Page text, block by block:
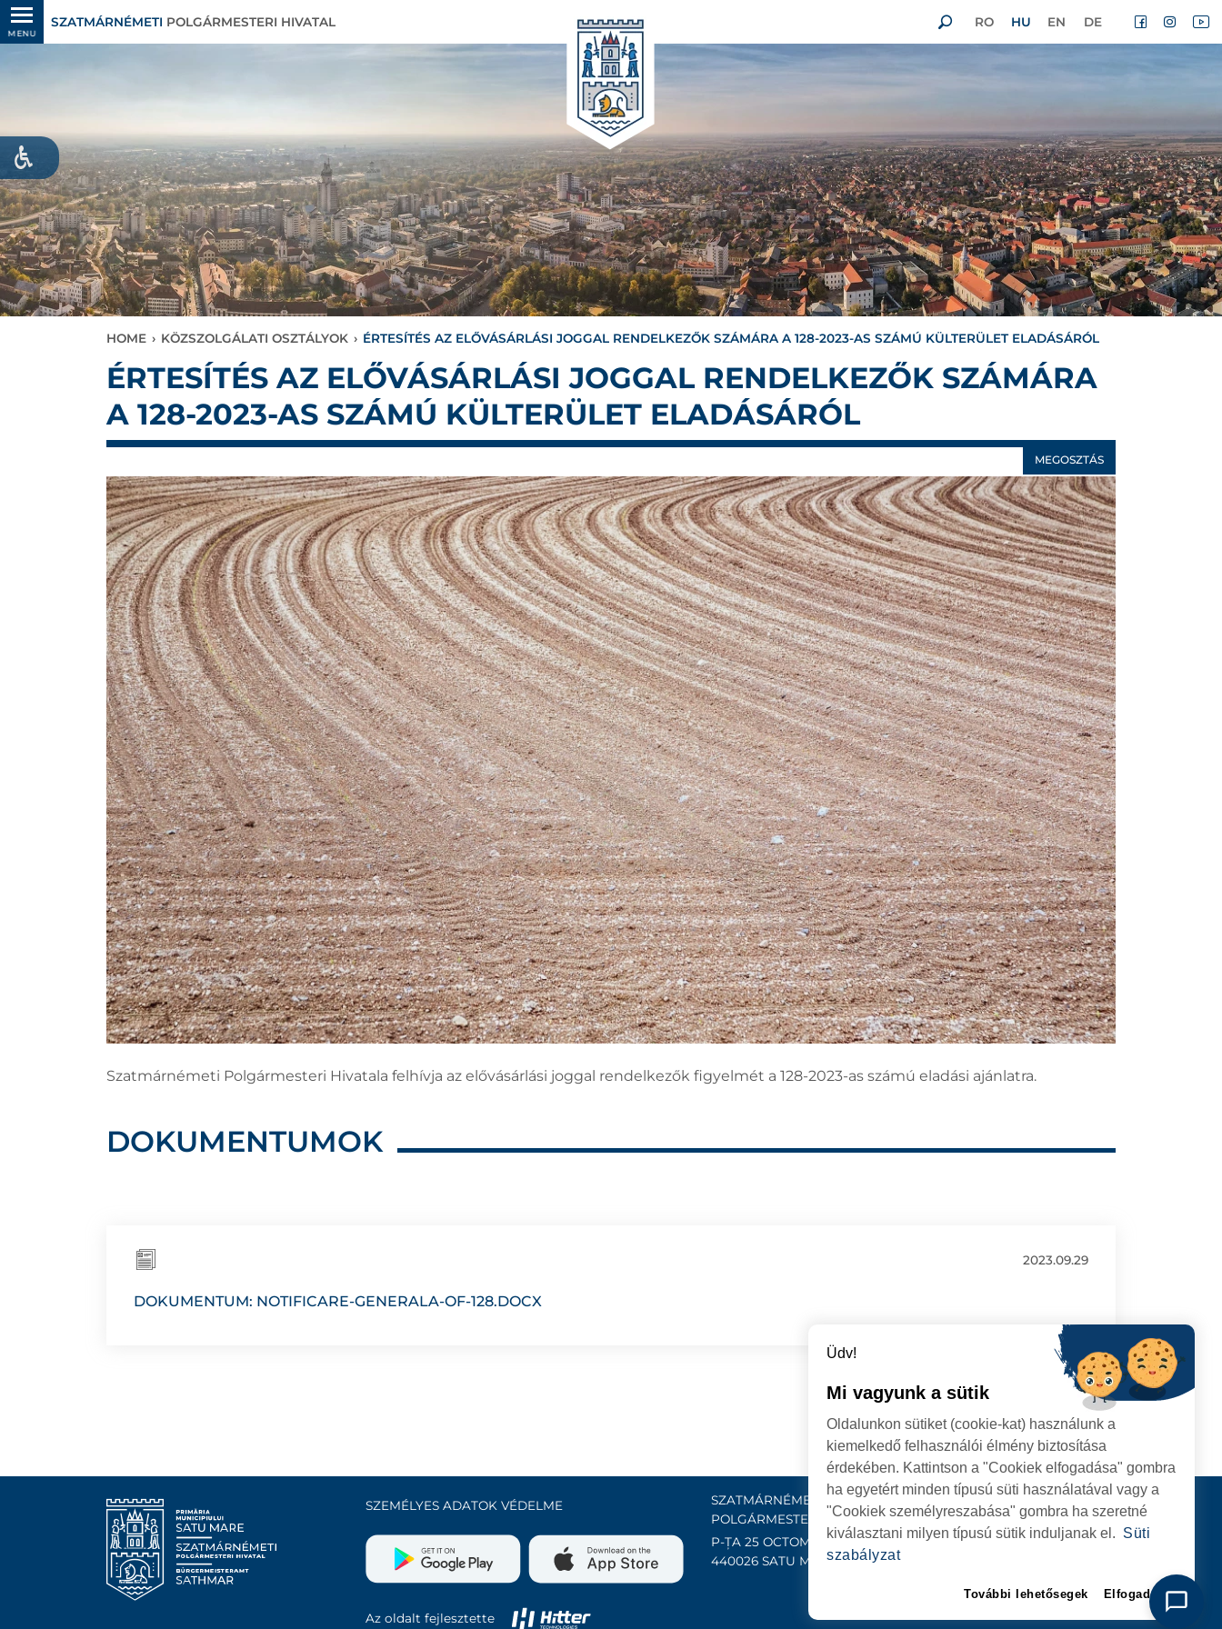
MENU
SZATMÁRNÉMETI POLGÁRMESTERI HIVATAL RO HU EN DE
HOME › KÖZSZOLGÁLATI OSZTÁLYOK › ÉRTESÍTÉS AZ ELŐVÁSÁRLÁSI JOGGAL RENDELKEZŐK SZÁMÁRA A 128-2023-AS SZÁMÚ KÜLTERÜLET ELADÁSÁRÓL
ÉRTESÍTÉS AZ ELŐVÁSÁRLÁSI JOGGAL RENDELKEZŐK SZÁMÁRA
A 128-2023-AS SZÁMÚ KÜLTERÜLET ELADÁSÁRÓL
MEGOSZTÁS
Szatmárnémeti Polgármesteri Hivatala felhívja az elővásárlási joggal rendelkezők figyelmét a 128-2023-as számú eladási ajánlatra.
DOKUMENTUMOK
2023.09.29
DOKUMENTUM: NOTIFICARE-GENERALA-OF-128.DOCX
SZEMÉLYES ADATOK VÉDELME
Az oldalt fejlesztette
SZATMÁRNÉMETI
POLGÁRMESTERI HIVATAL
P-ȚA 25 OCTOMBRIE, NR. 1 CORP M,
440026 SATU MARE
Kapcsolat
KÖVESSENEK
Üdv!
Mi vagyunk a sütik
Oldalunkon sütiket (cookie-kat) használunk a
kiemelkedő felhasználói élmény biztosítása
érdekében. Kattintson a "Cookiek elfogadása" gombra
ha egyetért minden típusú süti használatával vagy a
"Cookiek személyreszabása" gombra ha szeretné
kiválasztani milyen típusú sütik induljanak el. Süti
szabályzat
További lehetősegek Elfogadom